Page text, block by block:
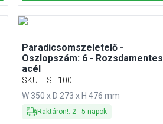
Paradicsomszeletelő -
Oszlopszám: 6 - Rozsdamentes
acél
SKU:TSH100
W 350 x D 273 x H 476 mm
Raktáron!: 2 -5 napok